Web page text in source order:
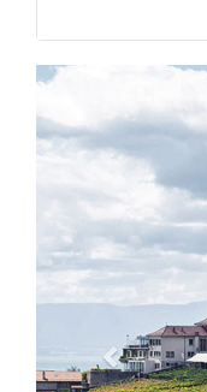
Previous